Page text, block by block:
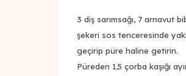
3 diş sarımsağı, 7 arnavut
şekeri sos tenceresinde
geçirip püre haline getirin.
Püreden 1,5 çorba kaşığı